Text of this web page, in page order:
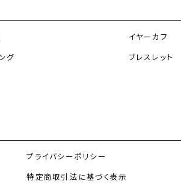
グ
イヤーカフ
ブレスレット
プライバシーポリシー
特定商取引法に基づく表示